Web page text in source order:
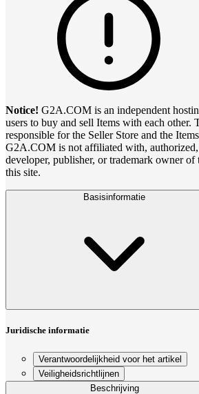
Notice! G2A.COM is an independent
users to buy and sell Items with each other.
responsible for the Seller Store and the
G2A.COM is not affiliated with,
developer, publisher, or trademark owner of
this site.
Basisinformatie
Juridische informatie
Verantwoordelijkheid voor het artikel
Veiligheidsrichtlijnen
Beschrijving